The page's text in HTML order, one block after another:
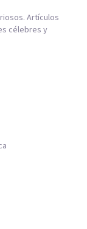
Artículos
célebres y